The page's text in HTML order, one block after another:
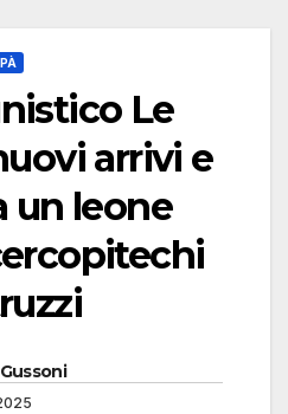
Le
arrivi e
un leone